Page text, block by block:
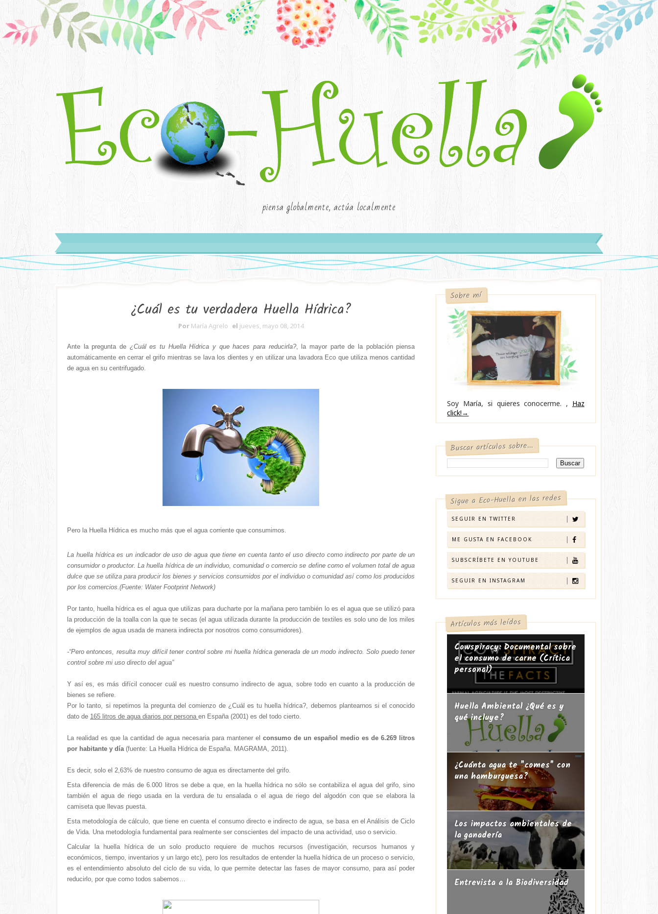
piensa globalmente, actúa localmente
¿Cuál es tu verdadera Huella Hídrica?
Por María Agrelo el jueves, mayo 08, 2014
Ante la pregunta de ¿Cuál es tu Huella Hídrica y que haces para reducirla?, la mayor parte de la población piensa
automáticamente en cerrar el grifo mientras se lava los dientes y en utilizar una lavadora Eco que utiliza menos cantidad
de agua en su centrifugado.
Pero la Huella Hídrica es mucho más que el agua corriente que consumimos.
La huella hídrica es un indicador de uso de agua que tiene en cuenta tanto el uso directo como indirecto por parte de un
consumidor o productor. La huella hídrica de un individuo, comunidad o comercio se define como el volumen total de agua
dulce que se utiliza para producir los bienes y servicios consumidos por el individuo o comunidad así como los producidos
por los comercios.(Fuente: Water Footprint Network)
Por tanto, huella hídrica es el agua que utilizas para ducharte por la mañana pero también lo es el agua que se utilizó para
la producción de la toalla con la que te secas (el agua utilizada durante la producción de textiles es solo uno de los miles
de ejemplos de agua usada de manera indirecta por nosotros como consumidores).
-“Pero entonces, resulta muy difícil tener control sobre mi huella hídrica generada de un modo indirecto. Solo puedo tener
control sobre mi uso directo del agua”
Y así es, es más difícil conocer cuál es nuestro consumo indirecto de agua, sobre todo en cuanto a la producción de
bienes se refiere.
Por lo tanto, si repetimos la pregunta del comienzo de ¿Cuál es tu huella hídrica?, debemos plantearnos si el conocido
dato de 165 litros de agua diarios por persona en España (2001) es del todo cierto.
La realidad es que la cantidad de agua necesaria para mantener el consumo de un español medio es de 6.269 litros
por habitante y día(fuente: La Huella Hídrica de España. MAGRAMA, 2011).
Es decir, solo el 2,63% de nuestro consumo de agua es directamente del grifo.
Esta diferencia de más de 6.000 litros se debe a que, en la huella hídrica no sólo se contabiliza el agua del grifo, sino
también el agua de riego usada en la verdura de tu ensalada o el agua de riego del algodón con que se elabora la
camiseta que llevas puesta.
Esta metodología de cálculo, que tiene en cuenta el consumo directo e indirecto de agua, se basa en el Análisis de Ciclo
de Vida. Una metodología fundamental para realmente ser conscientes del impacto de una actividad, uso o servicio.
Calcular la huella hídrica de un solo producto requiere de muchos recursos (investigación, recursos humanos y
económicos, tiempo, inventarios y un largo etc), pero los resultados de entender la huella hídrica de un proceso o servicio,
es el entendimiento absoluto del ciclo de su vida, lo que permite detectar las fases de mayor consumo, para así poder
reducirlo, por que como todos sabemos…
Sobre mí
Soy María, si quieres conocerme. , Haz
click!→
Buscar artículos sobre...
Sigue a Eco-Huella en las redes
SEGUIR EN TWITTER
ME GUSTA EN FACEBOOK
SUBSCRÍBETE EN YOUTUBE
SEGUIR EN INSTAGRAM
Artículos más leídos
Cowspiracy: Documental sobre
el consumo de carne (Crítica
personal)
Huella Ambiental ¿Qué es y
qué incluye?
¿Cuánta agua te "comes" con
una hamburguesa?
Los impactos ambientales de
la ganadería
Entrevista a la Biodiversidad